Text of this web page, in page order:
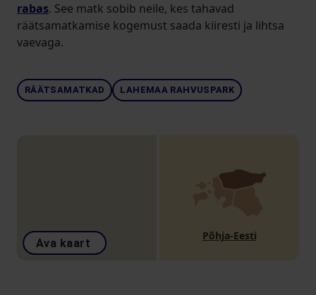
rabas. See matk sobib neile, kes tahavad
räätsamatkamise kogemust saada kiiresti ja lihtsa
vaevaga.
RÄÄTSAMATKAD LAHEMAA RAHVUSPARK
Ava kaart
Põhja-Eesti